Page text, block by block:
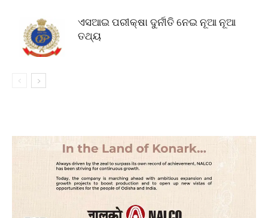
ଏସଆଇ ପରୀକ୍ଷା ଦୁର୍ନୀତି ନେଇ ନୂଆ ନୂଆ
ତଥ୍ୟ